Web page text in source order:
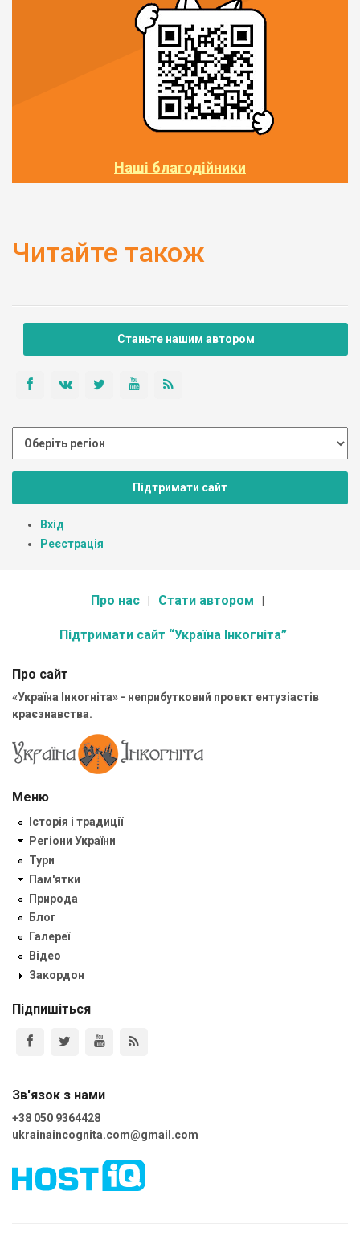
Наші благодійники
Читайте також
Станьте нашим автором
Підтримати сайт
Вхід
Реєстрація
Про нас Стати автором
Підтримати сайт “Україна Інкогніта”
Про сайт
«Україна Інкогніта» - неприбутковий проект ентузіастів
краєзнавства.
Меню
Історія і традиції
Регіони України
Тури
Пам'ятки
Природа
Блог
Галереї
Відео
Закордон
Підпишіться
Зв'язок з нами
+38 050 9364428
ukrainaincognita.com@gmail.com